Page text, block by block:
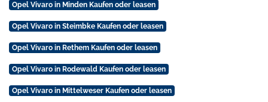
Opel Vivaro in Minden Kaufen oder leasen
Opel Vivaro in Steimbke Kaufen oder leasen
Opel Vivaro in Rethem Kaufen oder leasen
Opel Vivaro in Rodewald Kaufen oder leasen
Opel Vivaro in Mittelweser Kaufen oder leasen